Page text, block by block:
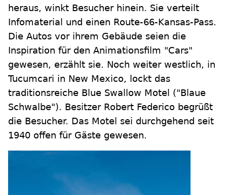
heraus, winkt Besucher hinein. Sie verteilt
Infomaterial und einen Route-66-Kansas-Pass.
Die Autos vor ihrem Gebäude seien die
Inspiration für den Animationsfilm "Cars"
gewesen, erzählt sie. Noch weiter westlich, in
Tucumcari in New Mexico, lockt das
traditionsreiche Blue Swallow Motel ("Blaue
Schwalbe"). Besitzer Robert Federico begrüßt
die Besucher. Das Motel sei durchgehend seit
1940 offen für Gäste gewesen.